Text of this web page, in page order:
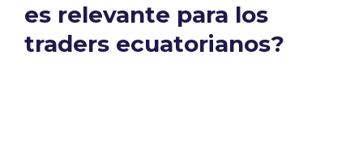
es relevante para los
traders ecuatorianos?